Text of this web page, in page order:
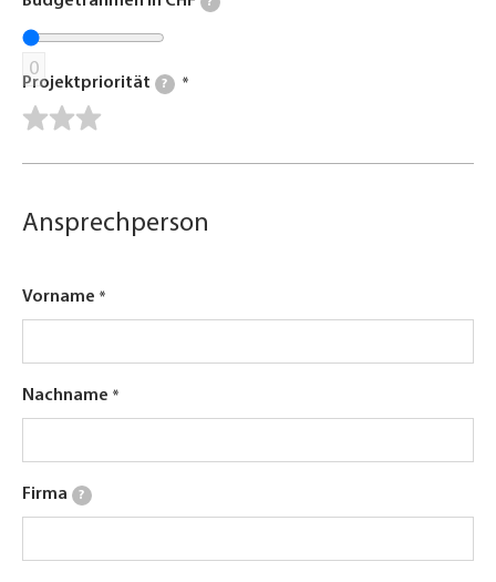
0
Projektpriorität ?
Ansprechperson
Vorname
Nachname
Firma ?